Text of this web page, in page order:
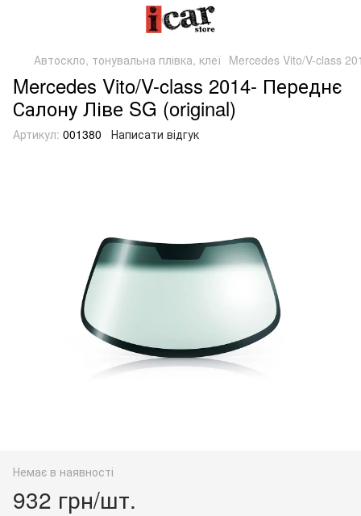
Автоскло, тонувальна плівка, клеї Mercedes Vito/V-class
Mercedes Vito/V-class 2014- Переднє
Салону Ліве SG (original)
Артикул: 001380 Написати відгук
Немає в наявності
932 грн/шт.